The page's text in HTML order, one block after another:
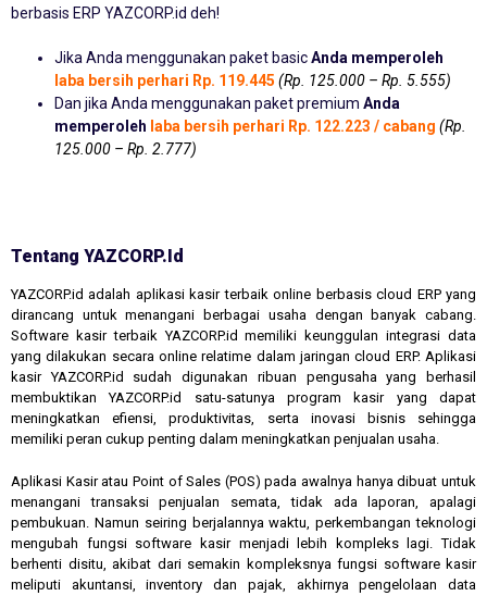
berbasis ERP YAZCORP.id deh!
Jika Anda menggunakan paket basicAnda memperoleh
laba bersih perhari Rp. 119.445 (Rp. 125.000 – Rp. 5.555)
Dan jika Anda menggunakan paket premium Anda
memperoleh laba bersih perhari Rp. 122.223 / cabang (Rp.
125.000 – Rp. 2.777)
Tentang YAZCORP.id
YAZCORP.id adalah aplikasi kasir terbaik online berbasis cloud ERP yang
dirancang untuk menangani berbagai usaha dengan banyak cabang.
Software kasir terbaik YAZCORP.id memiliki keunggulan integrasi data
yang dilakukan secara online relatime dalam jaringan cloud ERP. Aplikasi
kasir YAZCORP.id sudah digunakan ribuan pengusaha yang berhasil
membuktikan YAZCORP.id satu-satunya program kasir yang dapat
meningkatkan efiensi, produktivitas, serta inovasi bisnis sehingga
memiliki peran cukup penting dalam meningkatkan penjualan usaha.
Aplikasi Kasir atau Point of Sales (POS) pada awalnya hanya dibuat untuk
menangani transaksi penjualan semata, tidak ada laporan, apalagi
pembukuan. Namun seiring berjalannya waktu, perkembangan teknologi
mengubah fungsi software kasir menjadi lebih kompleks lagi. Tidak
berhenti disitu, akibat dari semakin kompleksnya fungsi software kasir
meliputi akuntansi, inventory dan pajak, akhirnya pengelolaan data